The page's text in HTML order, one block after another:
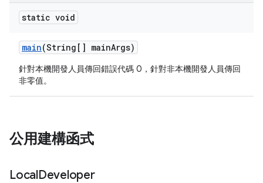
static void
main(String[] mainArgs)
針對本機開發人員傳回錯誤代碼 0，針對非本機開發人員傳回
非零值。
公用建構函式
LocalDeveloper